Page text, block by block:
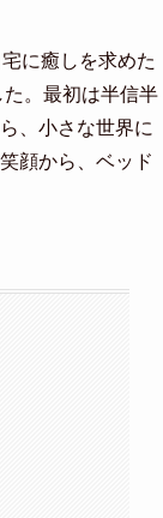
に癒しを求めた
。最初は半信半
、小さな世界に
顔から、ベッド